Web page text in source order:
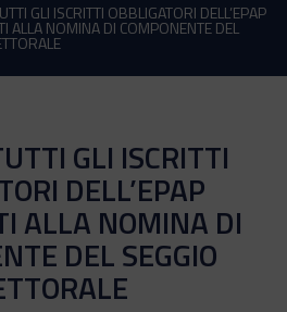
GLI ISCRITTI OBBLIGATORI DELL’EPAP
ALLA NOMINA DI COMPONENTE DEL
GLI ISCRITTI
DELL’EPAP
ALLA NOMINA DI
DEL SEGGIO